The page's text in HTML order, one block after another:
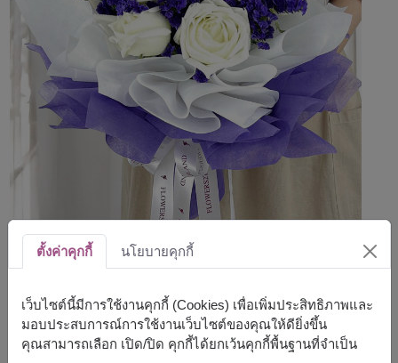
ตั้งค่าคุกกี้ นโยบายคุกกี้
เว็บไซต์นี้มีการใช้งานคุกกี้ (Cookies) เพื่อเพิ่มประสิทธิภาพและ
มอบประสบการณ์การใช้งานเว็บไซต์ของคุณให้ดียิ่งขึ้น
คุณสามารถเลือก เปิด/ปิด คุกกี้ได้ยกเว้นคุกกี้พื้นฐานที่จำเป็น